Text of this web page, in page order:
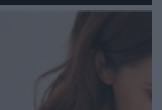
ile to jest